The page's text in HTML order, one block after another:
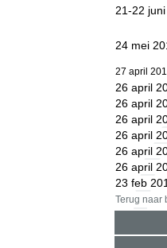
21-22
24 mei
27 april
26 april
26 april
26 april
26 april
26 april
26 april
23 feb
Terug naar